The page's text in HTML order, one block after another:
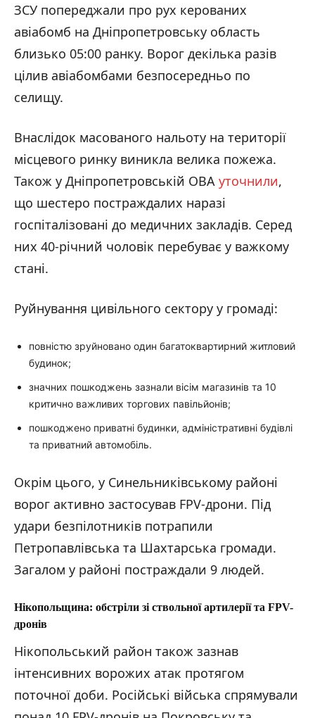
ЗСУ попереджали про рух керованих
авіабомб на Дніпропетровську область
близько 05:00 ранку. Ворог декілька разів
цілив авіабомбами безпосередньо по
селищу.
Внаслідок масованого нальоту на території
місцевого ринку виникла велика пожежа.
Також у Дніпропетровській ОВА уточнили,
що шестеро постраждалих наразі
госпіталізовані до медичних закладів. Серед
них 40-річний чоловік перебуває у важкому
стані.
Руйнування цивільного сектору у громаді:
повністю зруйновано один багатоквартирний житловий
будинок;
значних пошкоджень зазнали вісім магазинів та 10
критично важливих торгових павільйонів;
пошкоджено приватні будинки, адміністративні будівлі
та приватний автомобіль.
Окрім цього, у Синельниківському районі
ворог активно застосував FPV-дрони. Під
удари безпілотників потрапили
Петропавлівська та Шахтарська громади.
Загалом у районі постраждали 9 людей.
Нікопольщина: обстріли зі ствольної артилерії та FPV-
дронів
Нікопольський район також зазнав
інтенсивних ворожих атак протягом
поточної доби. Російські війська спрямували